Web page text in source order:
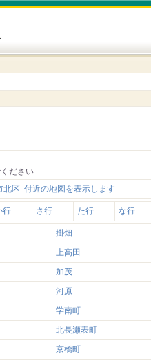
ださい
北区 付近の地図を表示します
行 さ行 た行 な行
掛畑
上高田
加茂
河原
学南町
北長瀬表町
京橋町